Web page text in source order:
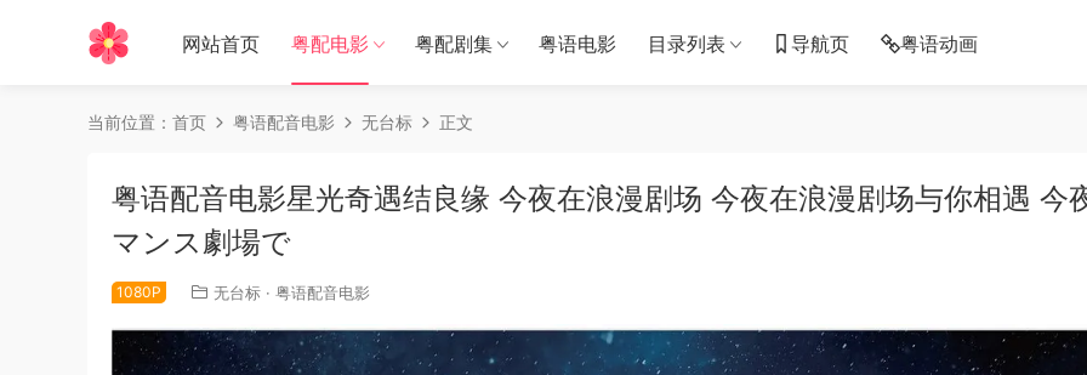
网站首页 粤配电影 粤配剧集 粤语电影 目录列表 导航页 粤语动画
当前位置： 首页 粤语配音电影 无台标 正文
粤语配音电影星光奇遇结良缘 今夜在浪漫剧场 今夜在浪漫剧场与你相遇 今
マンス劇場で
1080P 无台标 · 粤语配音电影